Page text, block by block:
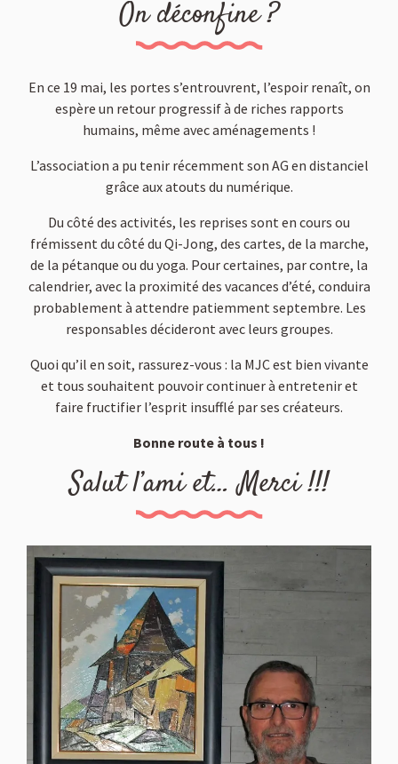
On déconfine ?
En ce 19 mai, les portes s’entrouvrent, l’espoir renaît, on
espère un retour progressif à de riches rapports
humains, même avec aménagements !
L’association a pu tenir récemment son AG en distanciel
grâce aux atouts du numérique.
Du côté des activités, les reprises sont en cours ou
frémissent du côté du Qi-Jong, des cartes, de la marche,
de la pétanque ou du yoga. Pour certaines, par contre, la
calendrier, avec la proximité des vacances d’été, conduira
probablement à attendre patiemment septembre. Les
responsables décideront avec leurs groupes.
Quoi qu’il en soit, rassurez-vous : la MJC est bien vivante
et tous souhaitent pouvoir continuer à entretenir et
faire fructifier l’esprit insufflé par ses créateurs.
Bonne route à tous !
Salut l’ami et… Merci !!!